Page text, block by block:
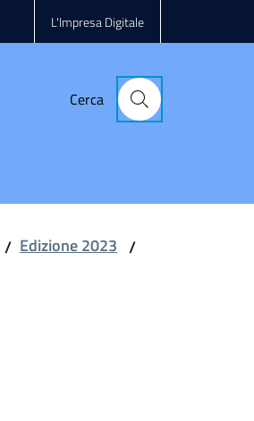
L'Impresa Digitale
Cerca
/ Edizione 2023 /